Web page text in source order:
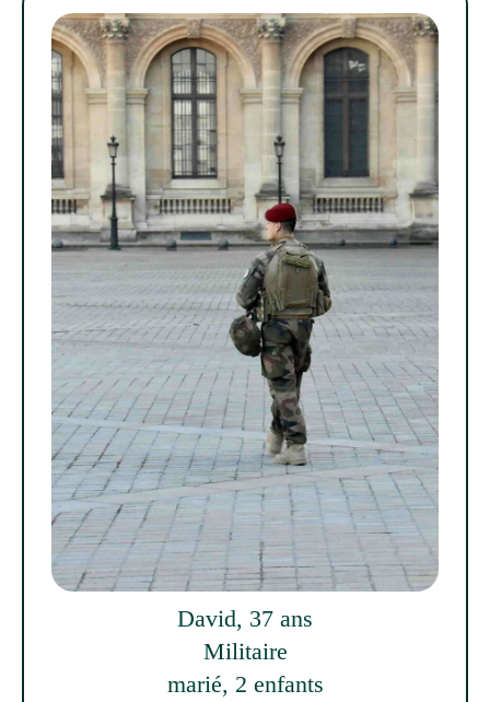
David, 37 ans
Militaire
marié, 2 enfants